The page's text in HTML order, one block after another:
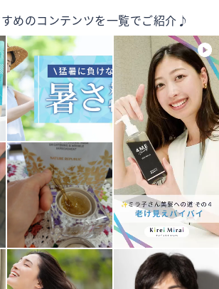
めのコンテンツを一覧でご紹介♪